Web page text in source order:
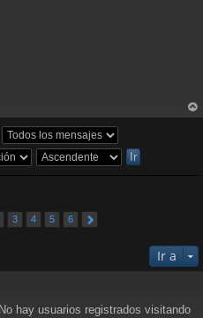
rri
3 4 5 6
Ir a
hay usuarios registrados visitando